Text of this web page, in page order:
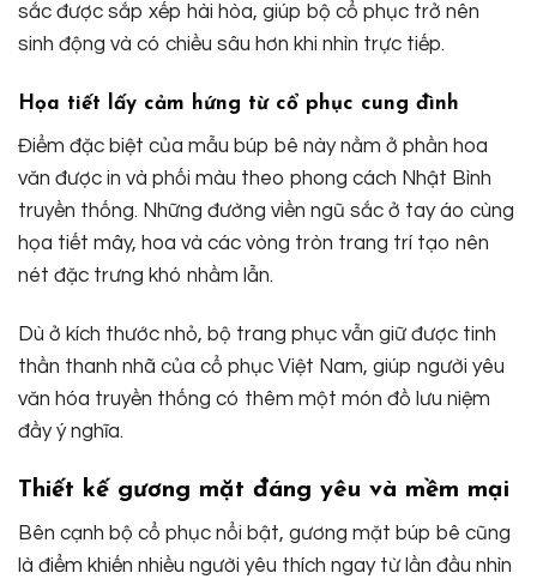
sắc được sắp xếp hài hòa, giúp bộ cổ phục trở nên
sinh động và có chiều sâu hơn khi nhìn trực tiếp.
Họa tiết lấy cảm hứng từ cổ phục cung đình
Điểm đặc biệt của mẫu búp bê này nằm ở phần hoa
văn được in và phối màu theo phong cách Nhật Bình
truyền thống. Những đường viền ngũ sắc ở tay áo cùng
họa tiết mây, hoa và các vòng tròn trang trí tạo nên
nét đặc trưng khó nhầm lẫn.
Dù ở kích thước nhỏ, bộ trang phục vẫn giữ được tinh
thần thanh nhã của cổ phục Việt Nam, giúp người yêu
văn hóa truyền thống có thêm một món đồ lưu niệm
đầy ý nghĩa.
Thiết kế gương mặt đáng yêu và mềm mại
Bên cạnh bộ cổ phục nổi bật, gương mặt búp bê cũng
là điểm khiến nhiều người yêu thích ngay từ lần đầu nhìn